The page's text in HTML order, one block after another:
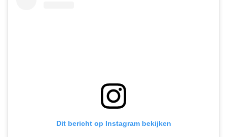
Dit bericht op Instagram bekijken